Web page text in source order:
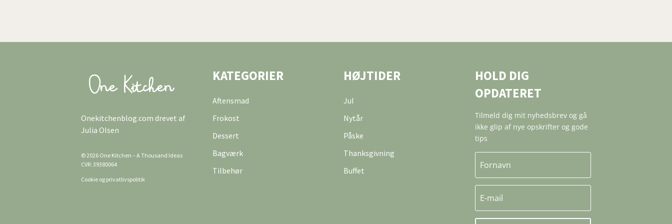
Onekitchenblog.com drevet af
Julia Olsen
© 2026 One Kitchen – A Thousand Ideas
CVR: 39380064
Cookie og privatlivspolitik
KATEGORIER
Aftensmad
Frokost
Dessert
Bagværk
Tilbehør
HØJTIDER
Jul
Nytår
Påske
Thanksgivning
Buffet
HOLD DIG
OPDATERET
Tilmeld dig mit nyhedsbrev og gå
ikke glip af nye opskrifter og gode
tips